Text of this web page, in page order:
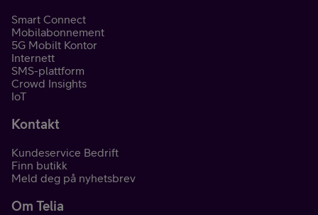
Smart Connect
Mobilabonnement
5G Mobilt Kontor
Internett
SMS-plattform
Crowd Insights
IoT
Kontakt
Kundeservice Bedrift
Finn butikk
Meld deg på nyhetsbrev
Om Telia